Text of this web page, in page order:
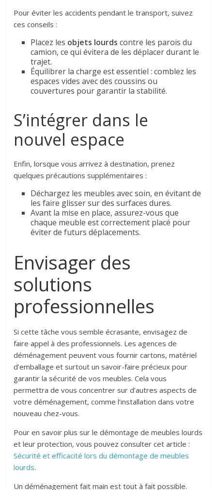
Pour éviter les accidents pendant le transport, suivez
ces conseils :
Placez les objets lourds contre les parois du
camion, ce qui évitera de les déplacer durant le
trajet.
Équilibrer la charge est essentiel : comblez les
espaces vides avec des coussins ou
couvertures pour garantir la stabilité.
S’intégrer dans le
nouvel espace
Enfin, lorsque vous arrivez à destination, prenez
quelques précautions supplémentaires :
Déchargez les meubles avec soin, en évitant de
les faire glisser sur des surfaces dures.
Avant la mise en place, assurez-vous que
chaque meuble est correctement placé pour
éviter de futurs déplacements.
Envisager des
solutions
professionnelles
Si cette tâche vous semble écrasante, envisagez de
faire appel à des professionnels. Les agences de
déménagement peuvent vous fournir cartons, matériel
d’emballage et surtout un savoir-faire précieux pour
garantir la sécurité de vos meubles. Cela vous
permettra de vous concentrer sur d’autres aspects de
votre déménagement, comme l’installation dans votre
nouveau chez-vous.
Pour en savoir plus sur le démontage de meubles lourds
et leur protection, vous pouvez consulter cet article :
Sécurité et efficacité lors du démontage de meubles
lourds.
Un déménagement fait main est tout à fait possible.